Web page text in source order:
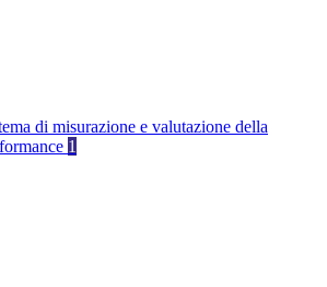
di misurazione e valutazione della
1